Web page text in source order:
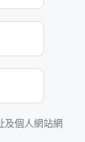
及個人網站網